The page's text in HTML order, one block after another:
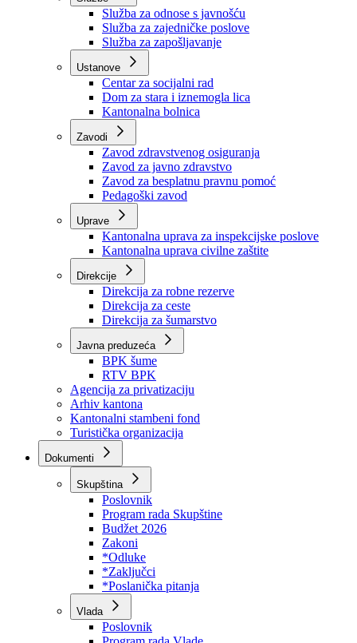
Organizacije
Službe
Služba za odnose s javnošću
Služba za zajedničke poslove
Služba za zapošljavanje
Ustanove
Centar za socijalni rad
Dom za stara i iznemogla lica
Kantonalna bolnica
Zavodi
Zavod zdravstvenog osiguranja
Zavod za javno zdravstvo
Zavod za besplatnu pravnu pomoć
Pedagoški zavod
Kantonalna uprava za inspekcijske poslove
Kantonalna uprava civilne zaštite
Direkcije
Direkcija za robne rezerve
Direkcija za ceste
Direkcija za šumarstvo
Javna preduzeća
BPK šume
RTV BPK
Agencija za privatizaciju
Arhiv kantona
Kantonalni stambeni fond
Turistička organizacija
Dokumenti
Skupština
Poslovnik
Program rada Skupštine
Budžet 2026
Zakoni
*Odluke
*Zaključci
*Poslanička pitanja